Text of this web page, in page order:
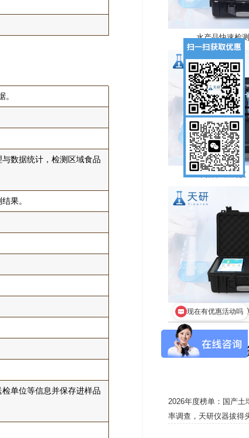
。
数据统计，检测区域食品
果。
单位等信息并保存进样品
水产品快速检
肉源性检测仪
便携式水产品检
*新
2026年度榜单：国产
率调查，天研仪器拔得
可以介绍下你们的产品么